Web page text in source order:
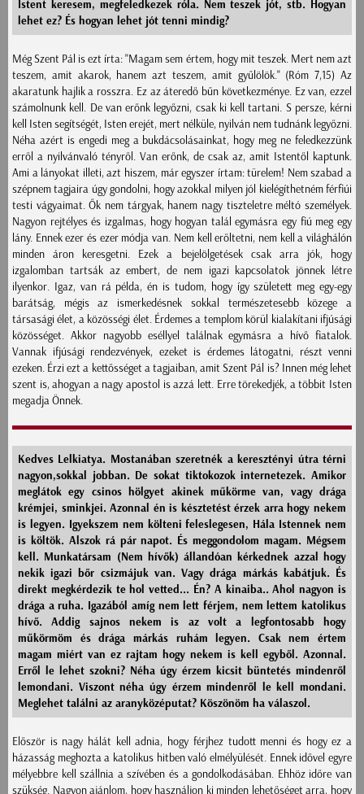
Istent keresem, megfeledkezek róla. Nem teszek jót, stb. Hogyan
lehet ez? És hogyan lehet jót tenni mindig?
Még Szent Pál is ezt írta: "Magam sem értem, hogy mit teszek. Mert nem azt
teszem, amit akarok, hanem azt teszem, amit gyűlölök." (Róm 7,15) Az
akaratunk hajlik a rosszra. Ez az áteredő bűn következménye. Ez van, ezzel
számolnunk kell. De van erőnk legyőzni, csak ki kell tartani. S persze, kérni
kell Isten segítségét, Isten erejét, mert nélküle, nyilván nem tudnánk legyőzni.
Néha azért is engedi meg a bukdácsolásainkat, hogy meg ne feledkezzünk
erről a nyilvánvaló tényről. Van erőnk, de csak az, amit Istentől kaptunk.
Ami a lányokat illeti, azt hiszem, már egyszer írtam: türelem! Nem szabad a
szépnem tagjaira úgy gondolni, hogy azokkal milyen jól kielégíthetném férfiúi
testi vágyaimat. Ők nem tárgyak, hanem nagy tiszteletre méltó személyek.
Nagyon rejtélyes és izgalmas, hogy hogyan talál egymásra egy fiú meg egy
lány. Ennek ezer és ezer módja van. Nem kell erőltetni, nem kell a világhálón
minden áron keresgetni. Ezek a bejelölgetések csak arra jók, hogy
izgalomban tartsák az embert, de nem igazi kapcsolatok jönnek létre
ilyenkor. Igaz, van rá példa, én is tudom, hogy így született meg egy-egy
barátság, mégis az ismerkedésnek sokkal természetesebb közege a
társasági élet, a közösségi élet. Érdemes a templom körül kialakítani ifjúsági
közösséget. Akkor nagyobb eséllyel találnak egymásra a hívő fiatalok.
Vannak ifjúsági rendezvények, ezeket is érdemes látogatni, részt venni
ezeken. Érzi ezt a kettősséget a tagjaiban, amit Szent Pál is? Innen még lehet
szent is, ahogyan a nagy apostol is azzá lett. Erre törekedjék, a többit Isten
megadja Önnek.
Kedves Lelkiatya. Mostanában szeretnék a keresztényi útra térni
nagyon,sokkal jobban. De sokat tiktokozok internetezek. Amikor
meglátok egy csinos hölgyet akinek műkörme van, vagy drága
krémjei, sminkjei. Azonnal én is késztetést érzek arra hogy nekem
is legyen. Igyekszem nem költeni feleslegesen, Hála Istennek nem
is költök. Alszok rá pár napot. És meggondolom magam. Mégsem
kell. Munkatársam (Nem hívők) állandóan kérkednek azzal hogy
nekik igazi bőr csizmájuk van. Vagy drága márkás kabátjuk. És
direkt megkérdezik te hol vetted... Én? A kinaiba.. Ahol nagyon is
drága a ruha. Igazából amíg nem lett férjem, nem lettem katolikus
hívő. Addig sajnos nekem is az volt a legfontosabb hogy
műkörmöm és drága márkás ruhám legyen. Csak nem értem
magam miért van ez rajtam hogy nekem is kell egyből. Azonnal.
Erről le lehet szokni? Néha úgy érzem kicsit büntetés mindenről
lemondani. Viszont néha úgy érzem mindenről le kell mondani.
Meglehet találni az aranyközéputat? Köszönöm ha válaszol.
Először is nagy hálát kell adnia, hogy férjhez tudott menni és hogy ez a
házasság meghozta a katolikus hitben való elmélyülését. Ennek idővel egyre
mélyebbre kell szállnia a szívében és a gondolkodásában. Ehhöz időre van
szükség. Nagyon ajánlom, hogy használjon ki minden lehetőséget arra, hogy